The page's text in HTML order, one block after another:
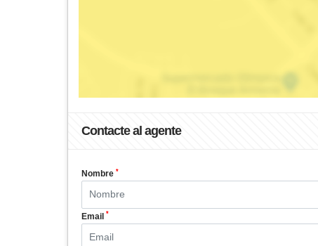
Contacte al agente
Nombre *
Email *